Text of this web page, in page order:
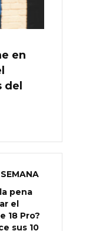
en
del
pena
el
18 Pro?
sus 10